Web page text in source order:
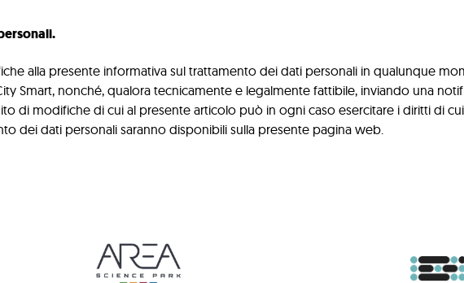
alla presente informativa sul trattamento dei dati personali in qualunque
Smart, nonché, qualora tecnicamente e legalmente fattibile, inviando una
di modifiche di cui al presente articolo può in ogni caso esercitare i diritti di cui
dei dati personali saranno disponibili sulla presente pagina web.